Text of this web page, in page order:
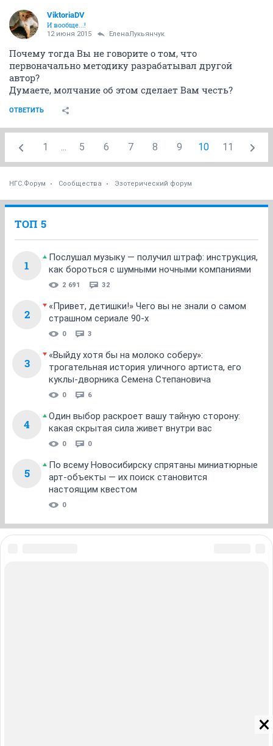
ViktoriaDV
И вообще...!
12 июня 2015 ЕленаЛукьянчук
Почему тогда Вы не говорите о том, что
первоначально методику разрабатывал другой
автор?
Думаете, молчание об этом сделает Вам честь?
ОТВЕТИТЬ
1 ... 5 6 7 8 9 10 11
НГС.Форум Сообщества Эзотерический форум
ТОП 5
1
Послушал музыку — получил штраф: инструкция,
как бороться с шумными ночными компаниями
2 691 32
2
«Привет, детишки!» Чего вы не знали о самом
страшном сериале 90-х
0 3
3
«Выйду хотя бы на молоко соберу»:
трогательная история уличного артиста, его
куклы-дворника Семена Степановича
0 6
4
Один выбор раскроет вашу тайную сторону:
какая скрытая сила живет внутри вас
0 0
5
По всему Новосибирску спрятаны миниатюрные
арт-объекты — их поиск становится
настоящим квестом
0